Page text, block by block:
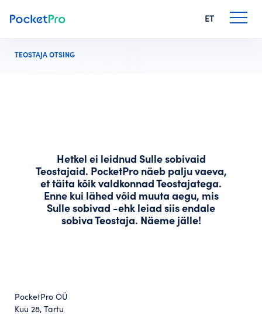
ET
TEOSTAJA OTSING
Hetkel ei leidnud Sulle sobivaid
Teostajaid. PocketPro näeb palju vaeva,
et täita kõik valdkonnad Teostajatega.
Enne kui lähed võid muuta aegu, mis
Sulle sobivad -ehk leiad siis endale
sobiva Teostaja. Näeme jälle!
PocketPro OÜ
Kuu 28, Tartu